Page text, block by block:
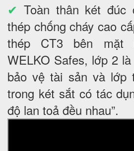
✔ Toàn thân két
thép chống cháy cao
thép CT3 bên mặt
WELKO Safes, lớp 2
bảo vệ tài sản và lớp
trong két sắt có tác
độ lan toả đều nhau”.